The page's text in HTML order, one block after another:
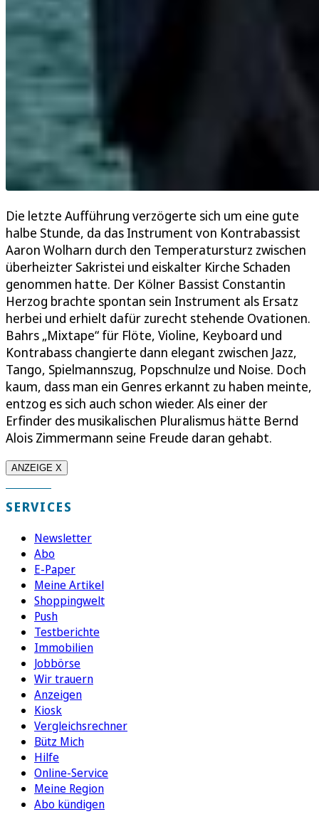
Die letzte Aufführung verzögerte sich um eine gute
halbe Stunde, da das Instrument von Kontrabassist
Aaron Wolharn durch den Temperatursturz zwischen
überheizter Sakristei und eiskalter Kirche Schaden
genommen hatte. Der Kölner Bassist Constantin
Herzog brachte spontan sein Instrument als Ersatz
herbei und erhielt dafür zurecht stehende Ovationen.
Bahrs „Mixtape“ für Flöte, Violine, Keyboard und
Kontrabass changierte dann elegant zwischen Jazz,
Tango, Spielmannszug, Popschnulze und Noise. Doch
kaum, dass man ein Genres erkannt zu haben meinte,
entzog es sich auch schon wieder. Als einer der
Erfinder des musikalischen Pluralismus hätte Bernd
Alois Zimmermann seine Freude daran gehabt.
ANZEIGE X
SERVICES
Newsletter
Abo
E-Paper
Meine Artikel
Shoppingwelt
Push
Testberichte
Immobilien
Jobbörse
Wir trauern
Anzeigen
Kiosk
Vergleichsrechner
Bütz Mich
Hilfe
Online-Service
Meine Region
Abo kündigen